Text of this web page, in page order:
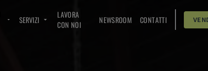
SERVIZI
LAVORA
CON NOI
NEWSROOM CONTATTI